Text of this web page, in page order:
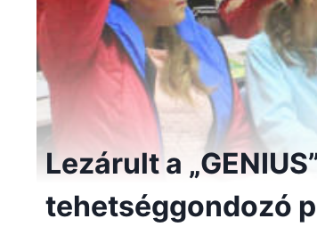
Lezárult a
tehetséggondozó